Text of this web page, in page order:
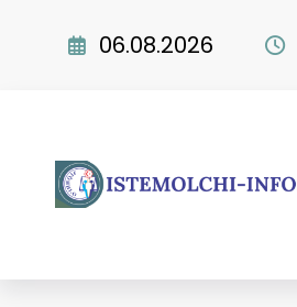
06.08.2026